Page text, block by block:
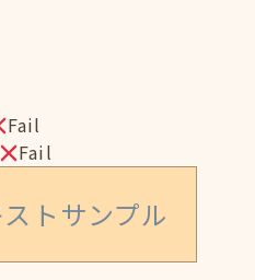
Fail
Fail
トサンプル